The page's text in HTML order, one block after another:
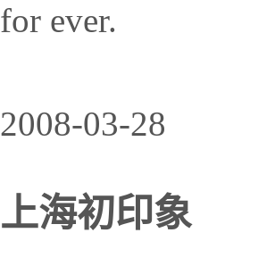
for ever.
2008-03-28
上海初印象